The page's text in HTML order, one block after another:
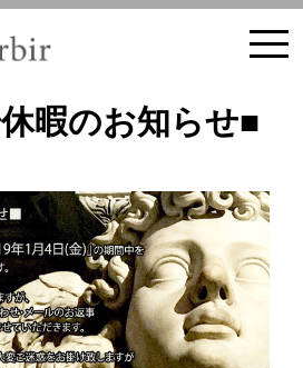
暇のお知らせ■